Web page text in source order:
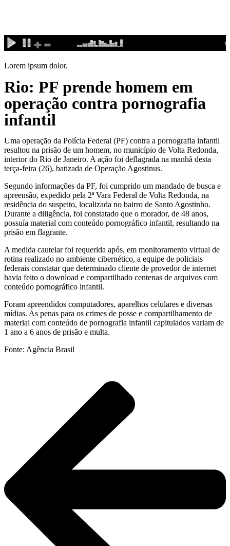
conteúdo
Lorem ipsum dolor.
Rio: PF prende homem em
operação contra pornografia
infantil
Uma operação da Polícia Federal (PF) contra a pornografia infantil
resultou na prisão de um homem, no município de Volta Redonda,
interior do Rio de Janeiro. A ação foi deflagrada na manhã desta
terça-feira (26), batizada de Operação Agostinus.
Segundo informações da PF, foi cumprido um mandado de busca e
apreensão, expedido pela 2ª Vara Federal de Volta Redonda, na
residência do suspeito, localizada no bairro de Santo Agostinho.
Durante a diligência, foi constatado que o morador, de 48 anos,
possuía material com conteúdo pornográfico infantil, resultando na
prisão em flagrante.
A medida cautelar foi requerida após, em monitoramento virtual de
rotina realizado no ambiente cibernético, a equipe de policiais
federais constatar que determinado cliente de provedor de internet
havia feito o download e compartilhado centenas de arquivos com
conteúdo pornográfico infantil.
Foram apreendidos computadores, aparelhos celulares e diversas
mídias. As penas para os crimes de posse e compartilhamento de
material com conteúdo de pornografia infantil capitulados variam de
1 ano a 6 anos de prisão e multa.
Fonte: Agência Brasil